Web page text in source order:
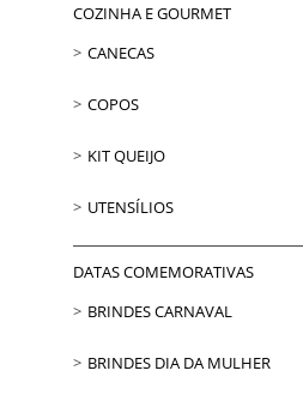
COZINHA E GOURMET
CANECAS
COPOS
KIT QUEIJO
UTENSÍLIOS
DATAS COMEMORATIVAS
BRINDES CARNAVAL
BRINDES DIA DA MULHER